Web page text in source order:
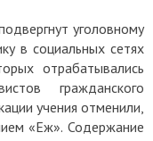
уголовному
в социальных сетях
отрабатывались
гражданского
учения отменили,
«Еж». Содержание